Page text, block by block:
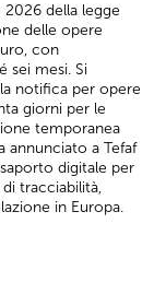
della legge
delle opere
con
sei mesi. Si
notifica per opere
giorni per le
temporanea
annunciato a Tefaf
digitale per
tracciabilità,
in Europa.